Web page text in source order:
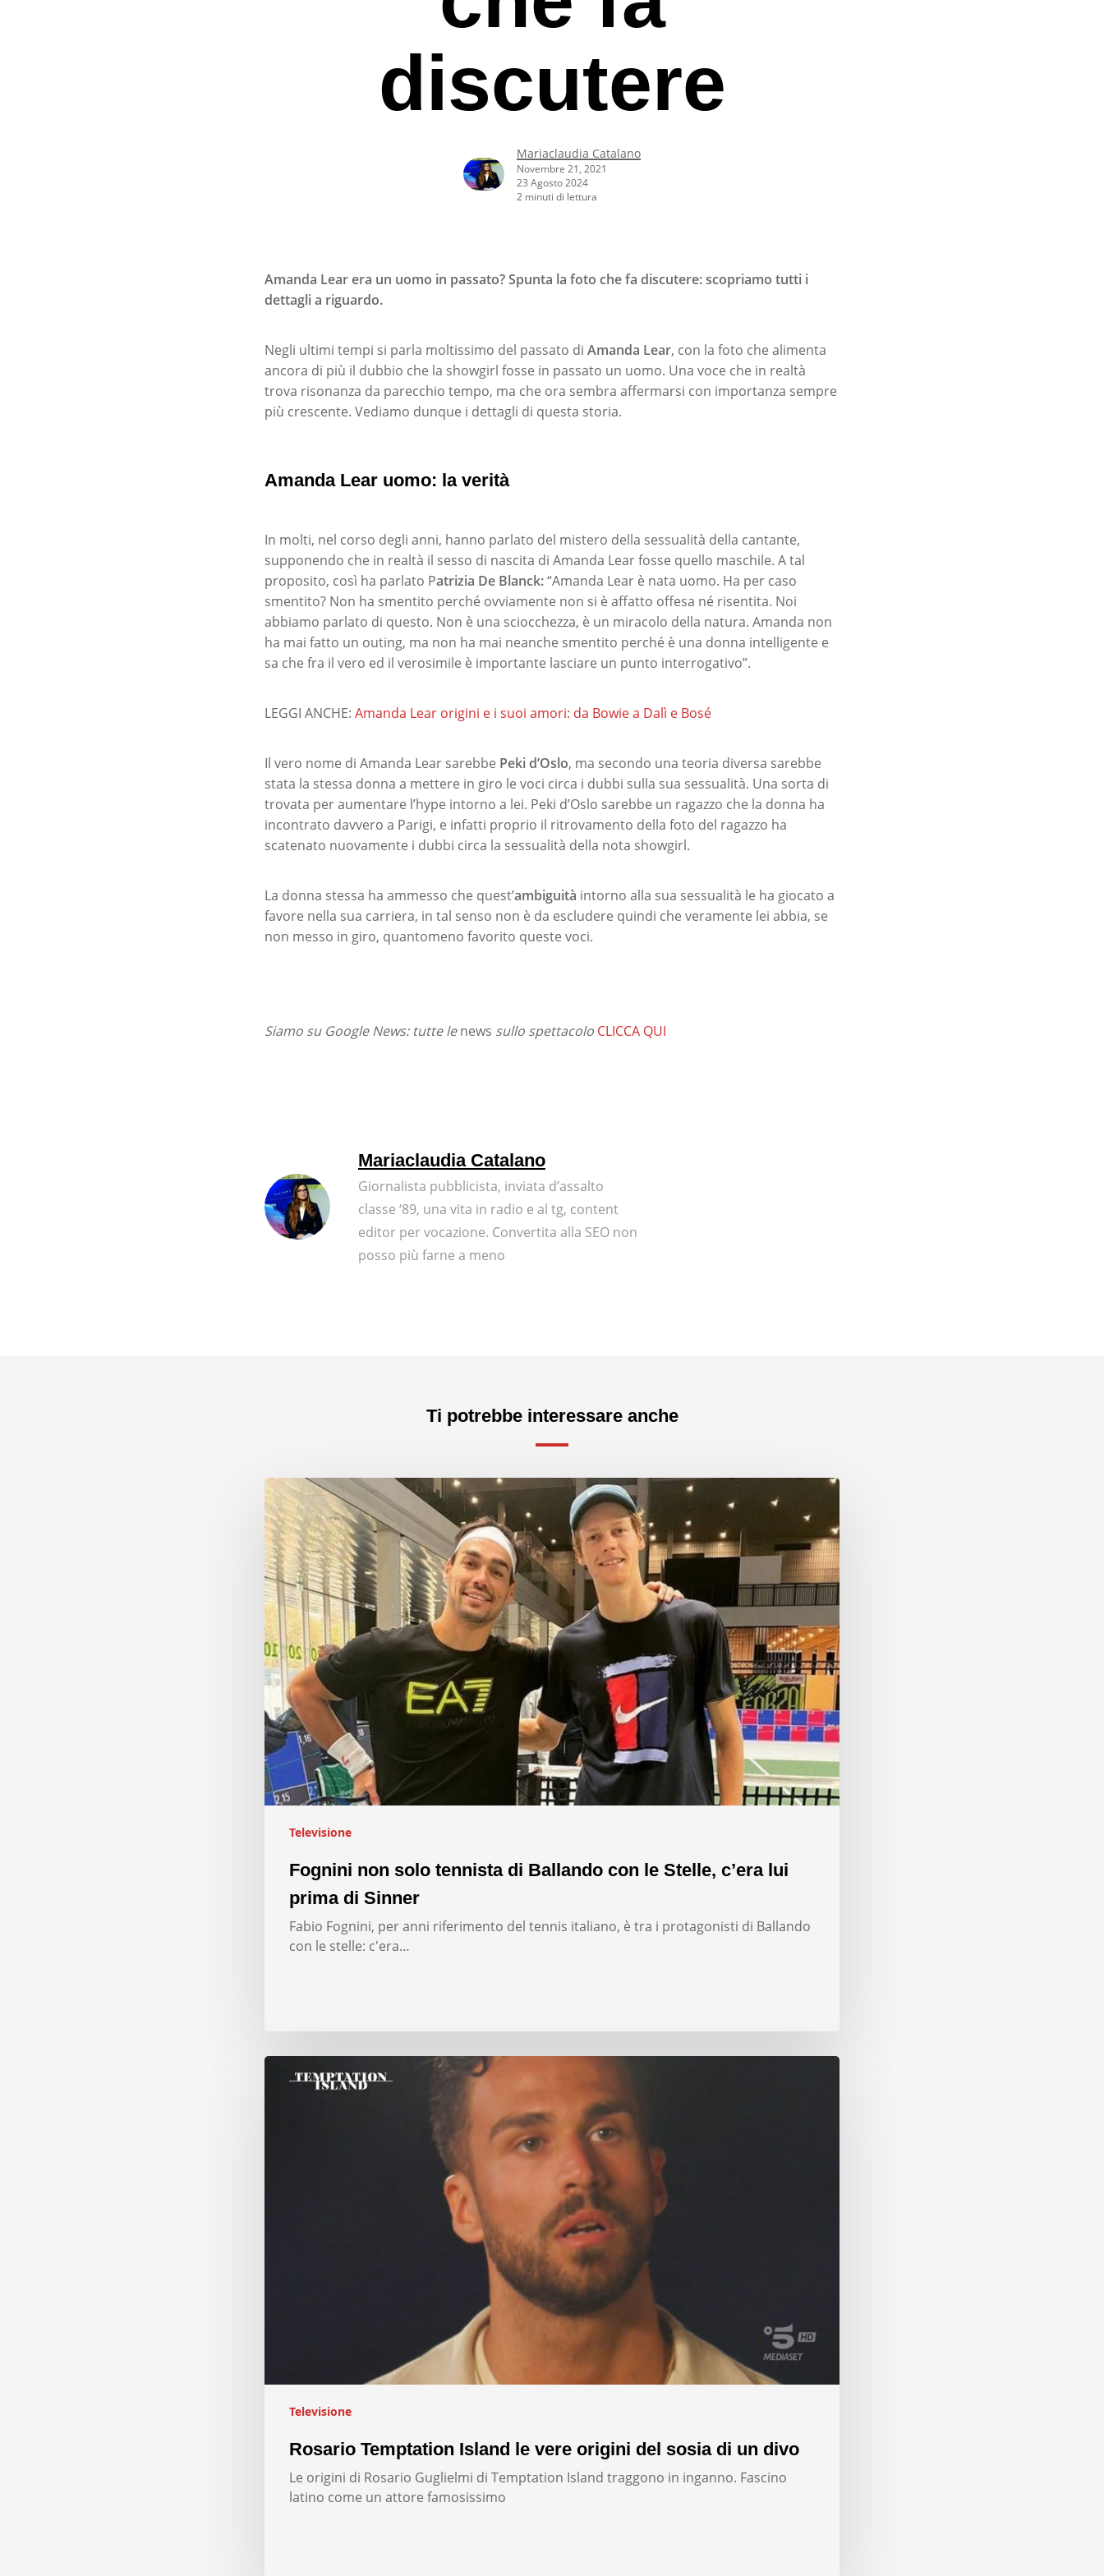
discutere
Mariaclaudia Catalano
Novembre 21, 2021
23 Agosto 2024
2 minuti di lettura
Amanda Lear era un uomo in passato? Spunta la foto che fa discutere: scopriamo tutti i
dettagli a riguardo.
Negli ultimi tempi si parla moltissimo del passato di Amanda Lear, con la foto che alimenta
ancora di più il dubbio che la showgirl fosse in passato un uomo. Una voce che in realtà
trova risonanza da parecchio tempo, ma che ora sembra affermarsi con importanza sempre
più crescente. Vediamo dunque i dettagli di questa storia.
Amanda Lear uomo: la verità
In molti, nel corso degli anni, hanno parlato del mistero della sessualità della cantante,
supponendo che in realtà il sesso di nascita di Amanda Lear fosse quello maschile. A tal
proposito, così ha parlato Patrizia De Blanck:“Amanda Lear è nata uomo. Ha per caso
smentito? Non ha smentito perché ovviamente non si è affatto offesa né risentita. Noi
abbiamo parlato di questo. Non è una sciocchezza, è un miracolo della natura. Amanda non
ha mai fatto un outing, ma non ha mai neanche smentito perché è una donna intelligente e
sa che fra il vero ed il verosimile è importante lasciare un punto interrogativo”.
LEGGI ANCHE: Amanda Lear origini e i suoi amori: da Bowie a Dalì e Bosé
Il vero nome di Amanda Lear sarebbe Peki d’Oslo, ma secondo una teoria diversa sarebbe
stata la stessa donna a mettere in giro le voci circa i dubbi sulla sua sessualità. Una sorta di
trovata per aumentare l’hype intorno a lei. Peki d’Oslo sarebbe un ragazzo che la donna ha
incontrato davvero a Parigi, e infatti proprio il ritrovamento della foto del ragazzo ha
scatenato nuovamente i dubbi circa la sessualità della nota showgirl.
La donna stessa ha ammesso che quest’ambiguità intorno alla sua sessualità le ha giocato a
favore nella sua carriera, in tal senso non è da escludere quindi che veramente lei abbia, se
non messo in giro, quantomeno favorito queste voci.
Siamo su Google News: tutte lenews sullo spettacolo CLICCA QUI
Mariaclaudia Catalano
Giornalista pubblicista, inviata d’assalto
classe ‘89, una vita in radio e al tg, content
editor per vocazione. Convertita alla SEO non
posso più farne a meno
Ti potrebbe interessare anche
Televisione
Fognini non solo tennista di Ballando con le Stelle, c’era lui
prima di Sinner
Fabio Fognini, per anni riferimento del tennis italiano, è tra i protagonisti di Ballando
con le stelle: c'era…
Televisione
Rosario Temptation Island le vere origini del sosia di un divo
Le origini di Rosario Guglielmi di Temptation Island traggono in inganno. Fascino
latino come un attore famosissimo